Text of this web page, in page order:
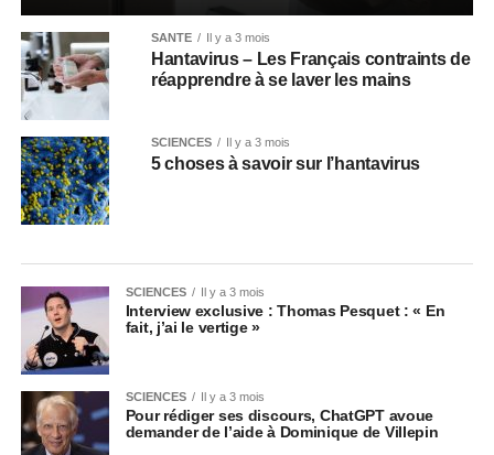
SANTÉ Il y a 3 mois
Hantavirus – Les Français contraints de
réapprendre à se laver les mains
SCIENCES Il y a 3 mois
5 choses à savoir sur l’hantavirus
SCIENCES Il y a 3 mois
Interview exclusive : Thomas Pesquet : « En
fait, j’ai le vertige »
SCIENCES Il y a 3 mois
Pour rédiger ses discours, ChatGPT avoue
demander de l’aide à Dominique de Villepin